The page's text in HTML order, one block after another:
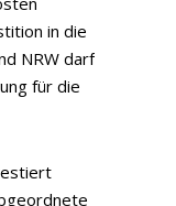
in die
NRW darf
für die